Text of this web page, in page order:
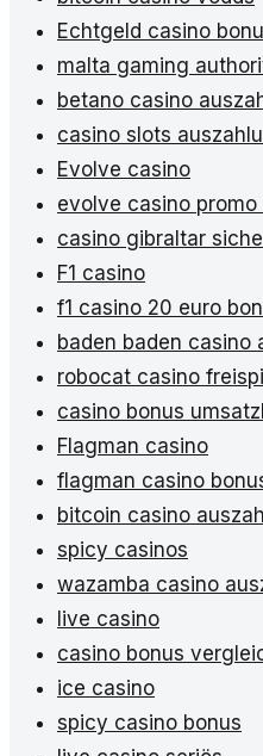
Echtgeld casino
malta gaming
betano casino
casino slots
Evolve casino
evolve casino promo
casino gibraltar
F1 casino
f1 casino 20 euro
baden baden casino
robocat casino
casino bonus
Flagman casino
flagman casino
bitcoin casino
spicy casinos
wazamba casino
live casino
casino bonus
ice casino
spicy casino bonus